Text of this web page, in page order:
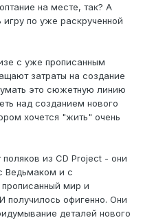
на месте, так? А
игру по уже раскрученной
с уже прописанным
затраты на создание
это сюжетную линию
над созданием нового
хочется "жить" очень
из CD Project - они
Ведьмаком и с
мир и
получилось офигенно. Они
деталей нового